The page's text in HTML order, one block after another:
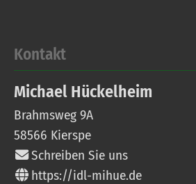
Kontakt
Michael Hückelheim
Brahmsweg 9A
58566 Kierspe
Schreiben Sie uns
https://idl-mihue.de